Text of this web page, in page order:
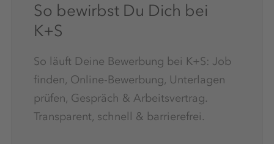
So bewirbst Du Dich bei
K+S
So läuft Deine Bewerbung bei K+S: Job
finden, Online-Bewerbung, Unterlagen
prüfen, Gespräch & Arbeitsvertrag.
Transparent, schnell & barrierefrei.